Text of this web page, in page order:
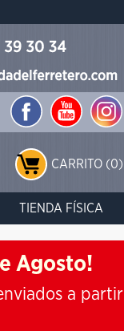
CARRITO (0)
TIENDA FÍSICA
Agosto!
a partir